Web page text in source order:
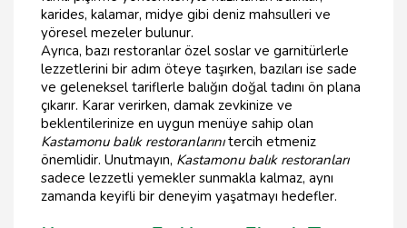
karides, kalamar, midye gibi deniz mahsulleri ve
yöresel mezeler bulunur.
Ayrıca, bazı restoranlar özel soslar ve garnitürlerle
lezzetlerini bir adım öteye taşırken, bazıları ise sade
ve geleneksel tariflerle balığın doğal tadını ön plana
çıkarır. Karar verirken, damak zevkinize ve
beklentilerinize en uygun menüye sahip olan
Kastamonu balık restoranlarınıtercih etmeniz
önemlidir. Unutmayın, Kastamonu balık restoranları
sadece lezzetli yemekler sunmakla kalmaz, aynı
zamanda keyifli bir deneyim yaşatmayı hedefler.